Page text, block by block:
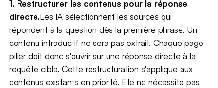
1. Restructurer les contenus pour la réponse
directe.Les IA sélectionnent les sources qui
répondent à la question dès la première phrase. Un
contenu introductif ne sera pas extrait. Chaque page
pilier doit donc s'ouvrir sur une réponse directe à la
requête cible. Cette restructuration s'applique aux
contenus existants en priorité. Elle ne nécessite pas